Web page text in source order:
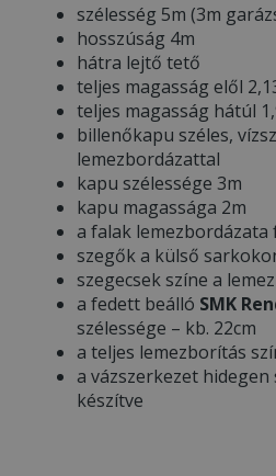
szélesség 5m (3m
hosszúság 4m
hátra lejtő tető
teljes magasság elől
teljes magasság hátúl
billenőkapu széles,
lemezbordázattal
kapu szélessége 3m
kapu magassága 2m
a falak
szegők a külső
szegecsek színe a
a fedett beálló SMK
szélessége – kb. 22cm
a teljes lemezborítás
a vázszerkezet
készítve